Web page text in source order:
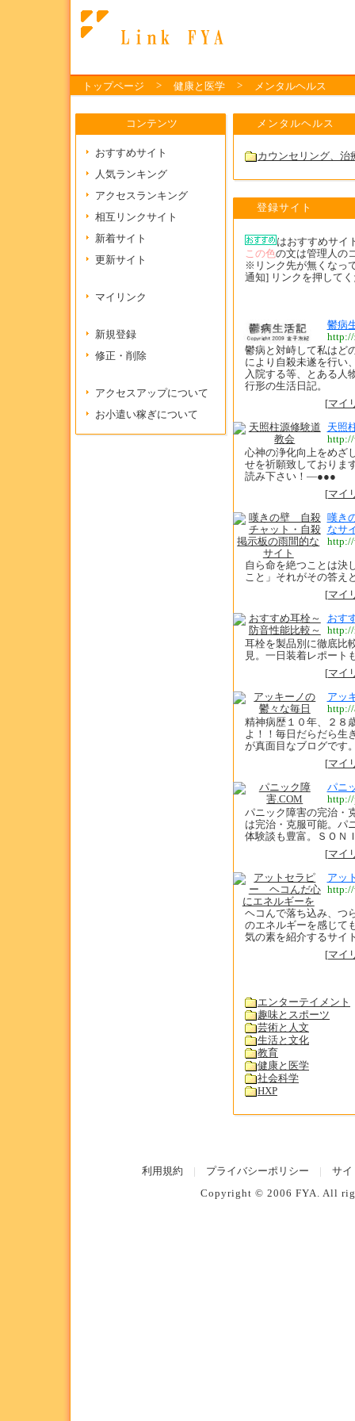
トップページ > 健康と医学 > メンタルヘルス
コンテンツ
おすすめサイト
人気ランキング
アクセスランキング
相互リンクサイト
新着サイト
更新サイト
マイリンク
新規登録
修正・削除
アクセスアップについて
お小遣い稼ぎについて
メンタルヘルス
カウンセリング、治
登録サイト
はおすすめサイ
この色の文は管理人の
※リンク先が無くなっ
通知] リンクを押して
鬱病
鬱病と対峙して私はど
により自殺未遂を行い
入院する等、とある人
行形の生活日記。
[マイ
天照
http://
心神の浄化向上をめざ
せを祈願致しておりま
読み下さい！―●●●
[マイ
嘆き
なサ
自ら命を絶つことは決
こと」それがその答え
[マイ
おす
http://
耳栓を製品別に徹底比
見。一日装着レポート
[マイ
アッ
http://
精神病歴１０年、２８
よ！！毎日だらだら生
が真面目なブログです
[マイ
パニ
http://
パニック障害の完治・
は完治・克服可能。パ
体験談も豊富。ＳＯＮ
[マイ
アッ
http://
ヘコんで落ち込み、つ
のエネルギーを感じて
気の素を紹介するサイ
[マイ
エンターテイメント
趣味とスポーツ
芸術と人文
生活と文化
教育
健康と医学
社会科学
HXP
利用規約 プライバシーポリシー
サイ
Copyright © 2006 FYA. All